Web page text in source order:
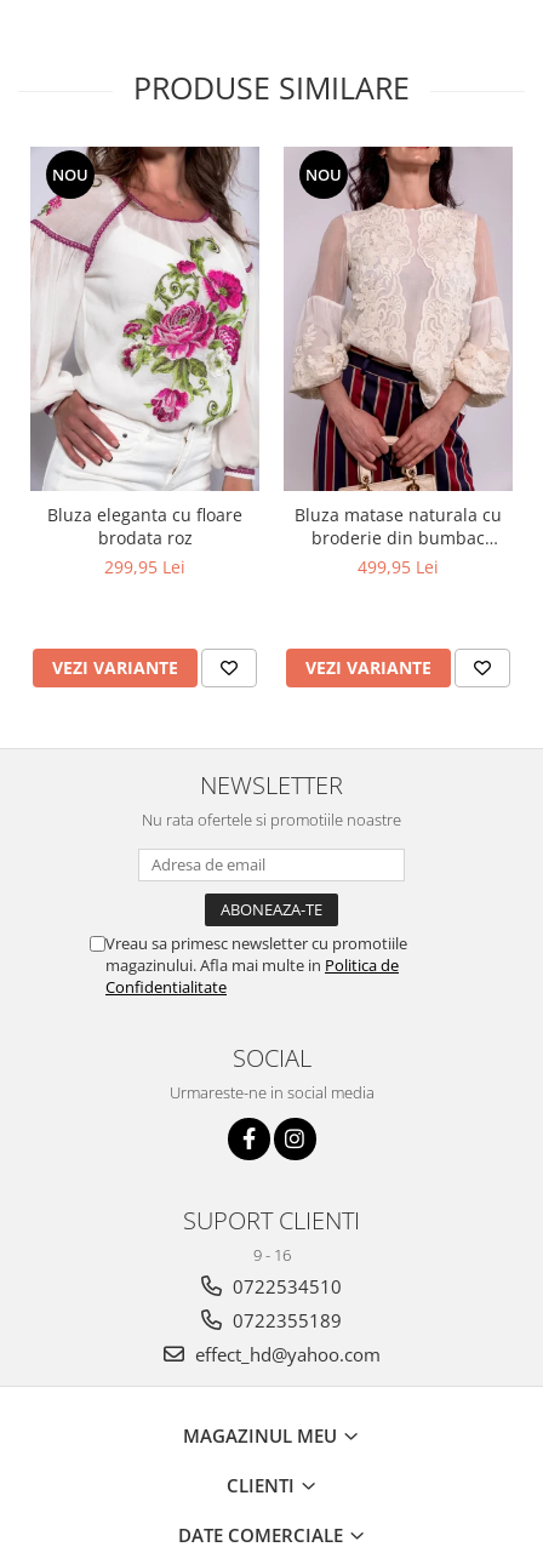
PRODUSE SIMILARE
NOU
Bluza eleganta cu floare
brodata roz
299,95 Lei
VEZI VARIANTE
NOU
Bluza matase naturala cu
broderie din bumbac
captusita cu vascoza 100%
499,95 Lei
VEZI VARIANTE
NEWSLETTER
Nu rata ofertele si promotiile noastre
Vreau sa primesc newsletter cu promotiile
magazinului. Afla mai multe in Politica de
Confidentialitate
SOCIAL
Urmareste-ne in social media
SUPORT CLIENTI
9 - 16
0722534510
0722355189
effect_hd@yahoo.com
MAGAZINUL MEU
CLIENTI
DATE COMERCIALE